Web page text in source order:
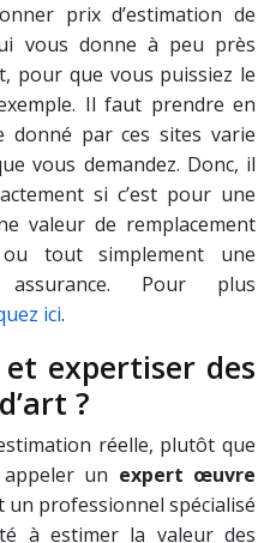
prix d’estimation de
vous donne à peu près
pour que vous puissiez le
Il faut prendre en
donné par ces sites varie
vous demandez. Donc, il
si c’est pour une
valeur de remplacement
tout simplement une
Pour plus
ici.
expertiser des
?
réelle, plutôt que
un expert œuvre
un professionnel spécialisé
à estimer la valeur des